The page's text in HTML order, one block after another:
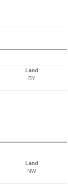
Land
BY
Land
NW